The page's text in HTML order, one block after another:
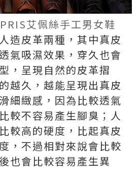
艾佩絲手工男女鞋
造皮革兩種，其中真皮
氣吸濕效果，穿久也會
，呈現自然的皮革摺
越久，越能呈現出真皮
細緻感，因為比較透氣
較不容易產生腳臭；人
較高的硬度，比起真皮
，不過相對來說會比較
也會比較容易產生異